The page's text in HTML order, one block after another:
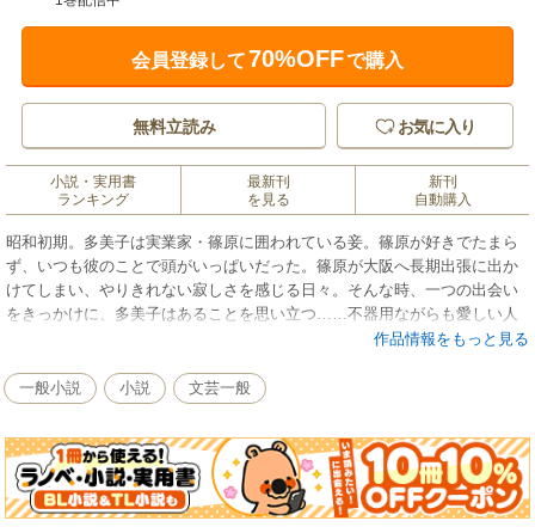
会員登録して70%OFFで購入
無料立読み お気に入り
小説・実用書
ランキング
最新刊
を見る
新刊
自動購入
昭和初期。多美子は実業家・篠原に囲われている妾。篠原が好きでたまら
ず、いつも彼のことで頭がいっぱいだった。篠原が大阪へ長期出張に出か
けてしまい、やりきれない寂しさを感じる日々。そんな時、一つの出会い
をきっかけに、多美子はあることを思い立つ……不器用ながらも愛しい人
作品情報をもっと見る
一般小説 小説 文芸一般